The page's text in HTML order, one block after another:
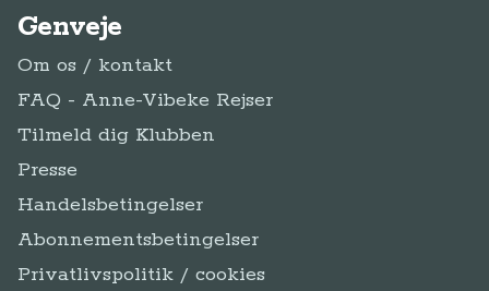
Genveje
Om os / kontakt
FAQ - Anne-Vibeke Rejser
Tilmeld dig Klubben
Presse
Handelsbetingelser
Abonnementsbetingelser
Privatlivspolitik / cookies